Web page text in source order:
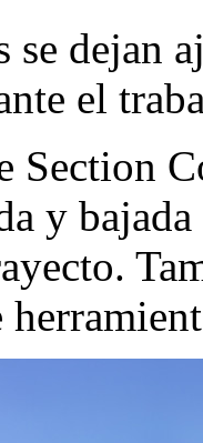
se dejan
el
Section
y